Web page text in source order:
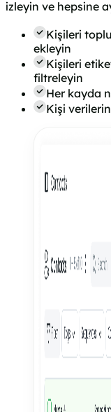
izleyin ve hepsine
Kişileri
ekleyin
Kişileri
filtreleyin
Her kayda
Kişi